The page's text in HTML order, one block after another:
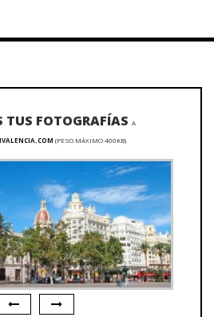
TUS FOTOGRAFÍAS A
(PESO MÁXIMO 400KB)